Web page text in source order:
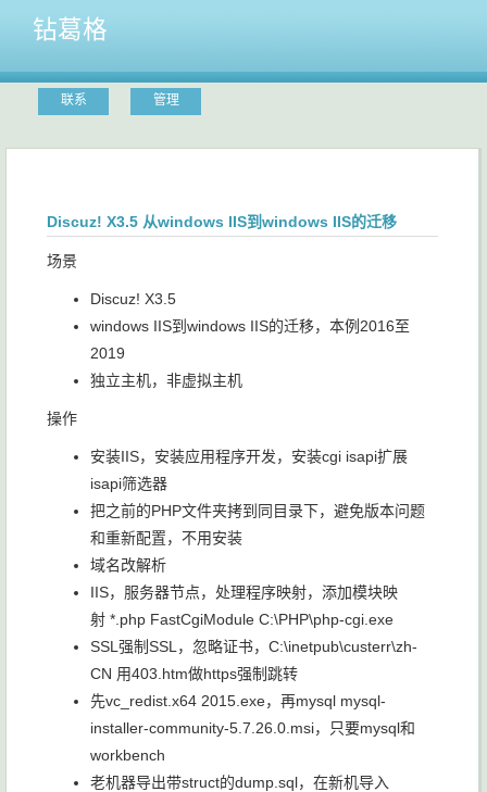
钻葛格
联系 管理
Discuz! X3.5 从windows IIS到windows IIS的迁移
场景
Discuz! X3.5
windows IIS到windows IIS的迁移，本例2016至
2019
独立主机，非虚拟主机
操作
安装IIS，安装应用程序开发，安装cgi isapi扩展
isapi筛选器
把之前的PHP文件夹拷到同目录下，避免版本问题
和重新配置，不用安装
域名改解析
IIS，服务器节点，处理程序映射，添加模块映
射 *.php FastCgiModule C:\PHP\php-cgi.exe
SSL强制SSL，忽略证书，C:\inetpub\custerr\zh-
CN 用403.htm做https强制跳转
先vc_redist.x64 2015.exe，再mysql mysql-
installer-community-5.7.26.0.msi，只要mysql和
workbench
老机器导出带struct的dump.sql，在新机导入